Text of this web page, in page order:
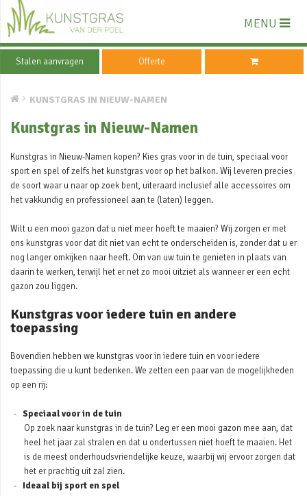
MENU
Stalen aanvragen Offerte
KUNSTGRAS IN NIEUW-NAMEN
Kunstgras in Nieuw-Namen
Kunstgras in Nieuw-Namen kopen? Kies gras voor in de tuin, speciaal voor
sport en spel of zelfs het kunstgras voor op het balkon. Wij leveren precies
de soort waar u naar op zoek bent, uiteraard inclusief alle accessoires om
het vakkundig en professioneel aan te (laten) leggen.
Wilt u een mooi gazon dat u niet meer hoeft te maaien? Wij zorgen er met
ons kunstgras voor dat dit niet van echt te onderscheiden is, zonder dat u er
nog langer omkijken naar heeft. Om van uw tuin te genieten in plaats van
daarin te werken, terwijl het er net zo mooi uitziet als wanneer er een echt
gazon zou liggen.
Kunstgras voor iedere tuin en andere
toepassing
Bovendien hebben we kunstgras voor in iedere tuin en voor iedere
toepassing die u kunt bedenken. We zetten een paar van de mogelijkheden
op een rij:
Speciaal voor in de tuin
Op zoek naar kunstgras in de tuin? Leg er een mooi gazon mee aan, dat
heel het jaar zal stralen en dat u ondertussen niet hoeft te maaien. Het
is de meest onderhoudsvriendelijke keuze, waarbij wij ervoor zorgen dat
het er prachtig uit zal zien.
Ideaal bij sport en spel